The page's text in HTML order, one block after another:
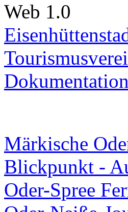
Web 1.0
Märkische
Blickpunkt -
Oder-Spree